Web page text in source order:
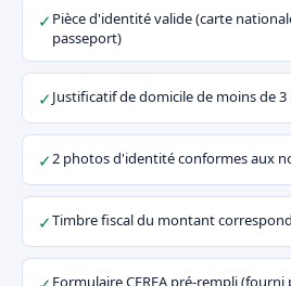
✓ Pièce d'identité valide (carte
passeport)
✓Justificatif de domicile de moins de 3
✓2 photos d'identité conformes aux
✓Timbre fiscal du montant
Formulaire CERFA pré-rempli (fourni